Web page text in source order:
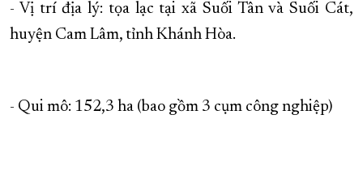
- Vị trí địa lý: tọa lạc tại xã Suối Tân và Suối Cát,
huyện Cam Lâm, tỉnh Khánh Hòa.
- Qui mô: 152,3 ha (bao gồm 3 cụm công nghiệp)